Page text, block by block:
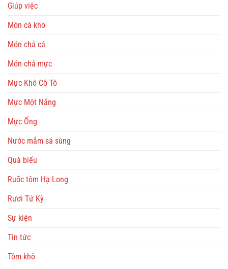
Giúp việc
Món cá kho
Món chả cá
Món chả mực
Mực Khô Cô Tô
Mực Một Nắng
Mực Ống
Nước mắm sá sùng
Quà biếu
Ruốc tôm Hạ Long
Rươi Tứ Kỳ
Sự kiện
Tin tức
Tôm khô